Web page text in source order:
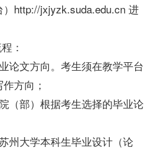
http://jxjyzk.suda.edu.cn 进
：
论文方向。考生须在教学平台
方向；
（部）根据考生选择的毕业论
州大学本科生毕业设计（论